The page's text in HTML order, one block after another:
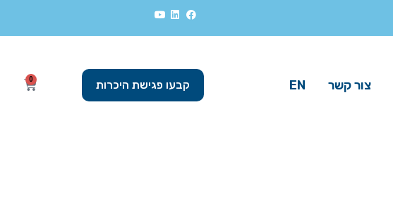
צור קשר EN קבעו פגישת היכרות 0